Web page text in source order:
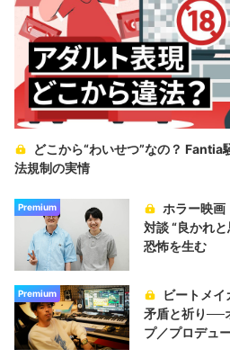
どこから“わいせつ”なの？ Fantia
法規制の実情
Premium
ホラー映画
対談 “良かれと
恐怖を生む
Premium
ビートメ
矛盾と祈り──
プ／プロデュ